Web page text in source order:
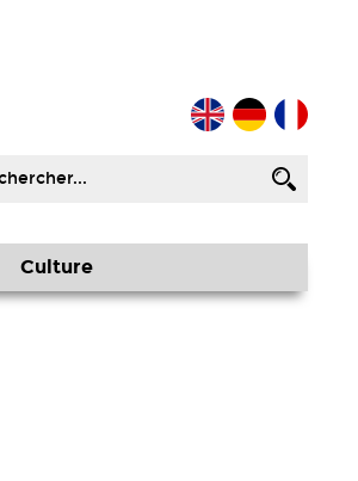
Culture